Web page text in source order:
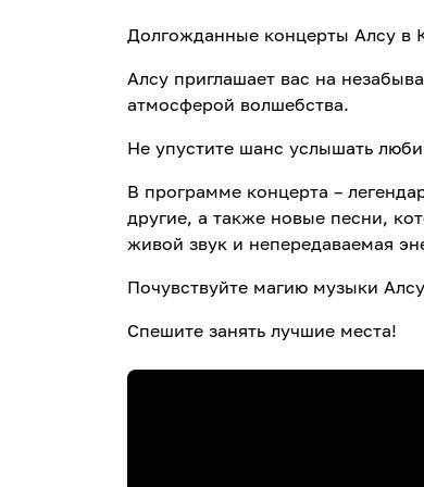
Долгожданные концерты Алсу в
Алсу приглашает вас на
атмосферой волшебства.
Не упустите шанс услышать
В программе концерта –
другие, а также новые песни,
живой звук и непередаваемая
Почувствуйте магию музыки
Спешите занять лучшие места!